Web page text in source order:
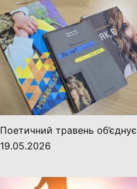
Поетичний травень об’єднує
19.05.2026